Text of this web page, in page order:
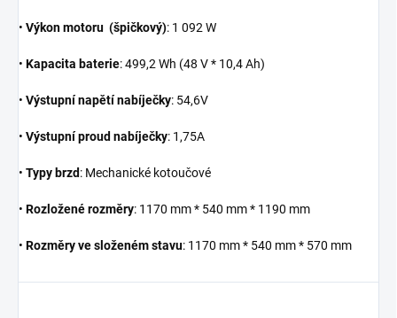
• Výkonmotoru (špičkový): 1 092 W
• Kapacita baterie: 499,2 Wh (48 V * 10,4 Ah)
• Výstupní napětí nabíječky: 54,6V
• Výstupní proud nabíječky: 1,75A
• Typy brzd: Mechanické kotoučové
• Rozložené rozměry: 1170 mm * 540 mm * 1190 mm
• Rozměry ve složeném stavu: 1170 mm * 540 mm * 570 mm